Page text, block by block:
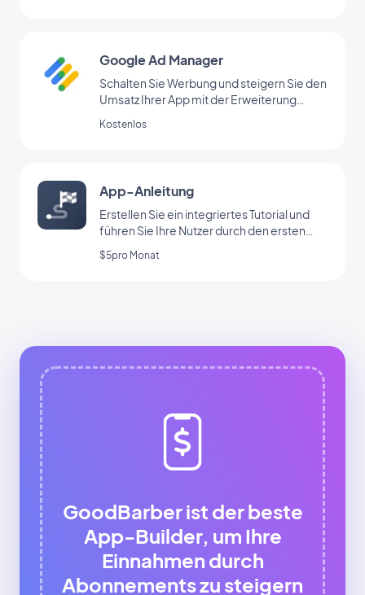
Google Ad Manager
Schalten Sie Werbung und steigern Sie den
Umsatz Ihrer App mit der Erweiterung
Kostenlos
App-Anleitung
Erstellen Sie ein integriertes Tutorial und
führen Sie Ihre Nutzer durch den ersten
Start Ihrer App
$5pro Monat
GoodBarber ist der beste
App-Builder, um Ihre
Einnahmen durch
Abonnements zu steigern